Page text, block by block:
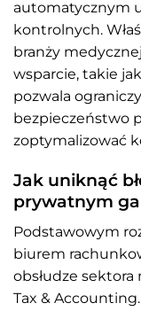
automatycznym
kontrolnych.
branży
wsparcie, takie jak
pozwala
bezpieczeństwo
zoptymalizować
Jak uniknąć
prywatnym
Podstawowym
biurem
obsłudze
Tax &